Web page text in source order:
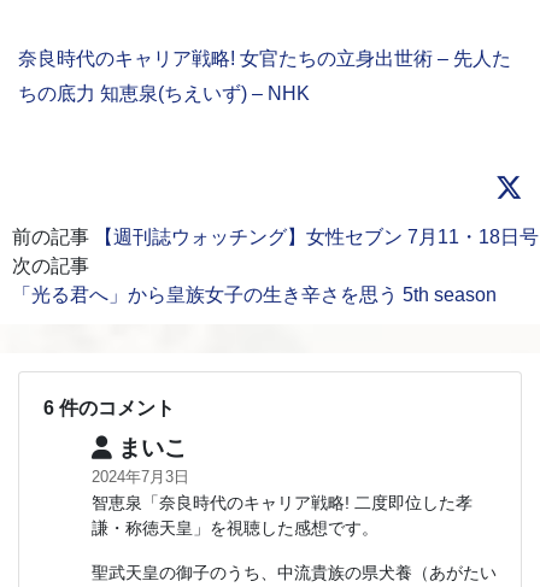
奈良時代のキャリア戦略! 女官たちの立身出世術 – 先人た
ちの底力 知恵泉(ちえいず) – NHK
前の記事
【週刊誌ウォッチング】女性セブン 7月11・18日号
次の記事
「光る君へ」から皇族女子の生き辛さを思う 5th season
6 件のコメント
まいこ
2024年7月3日
智恵泉「奈良時代のキャリア戦略! 二度即位した孝
謙・称徳天皇」を視聴した感想です。
聖武天皇の御子のうち、中流貴族の県犬養（あがたい